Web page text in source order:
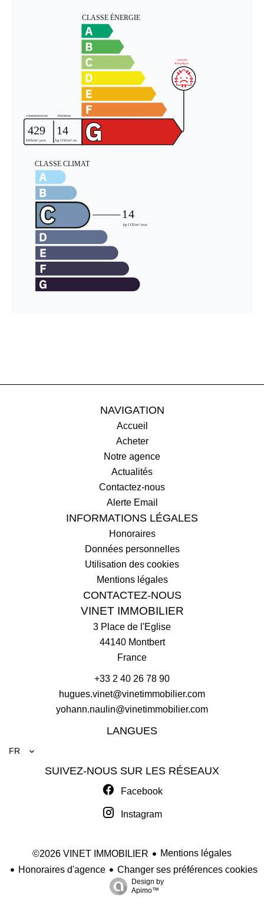
NAVIGATION
Accueil
Acheter
Notre agence
Actualités
Contactez-nous
Alerte Email
INFORMATIONS LÉGALES
Honoraires
Données personnelles
Utilisation des cookies
Mentions légales
CONTACTEZ-NOUS
VINET IMMOBILIER
3 Place de l'Eglise
44140Montbert
France
+33 2 40 26 78 90
hugues.vinet@vinetimmobilier.com
yohann.naulin@vinetimmobilier.com
LANGUES
FR
SUIVEZ-NOUS SUR LES RÉSEAUX
Facebook
Instagram
©2026 VINET IMMOBILIER
Mentions légales
Honoraires d'agence
Changer ses préférences cookies
Design by
Apimo™